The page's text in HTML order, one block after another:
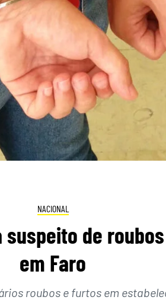
NACIONAL
de
em Faro
roubos e furtos em